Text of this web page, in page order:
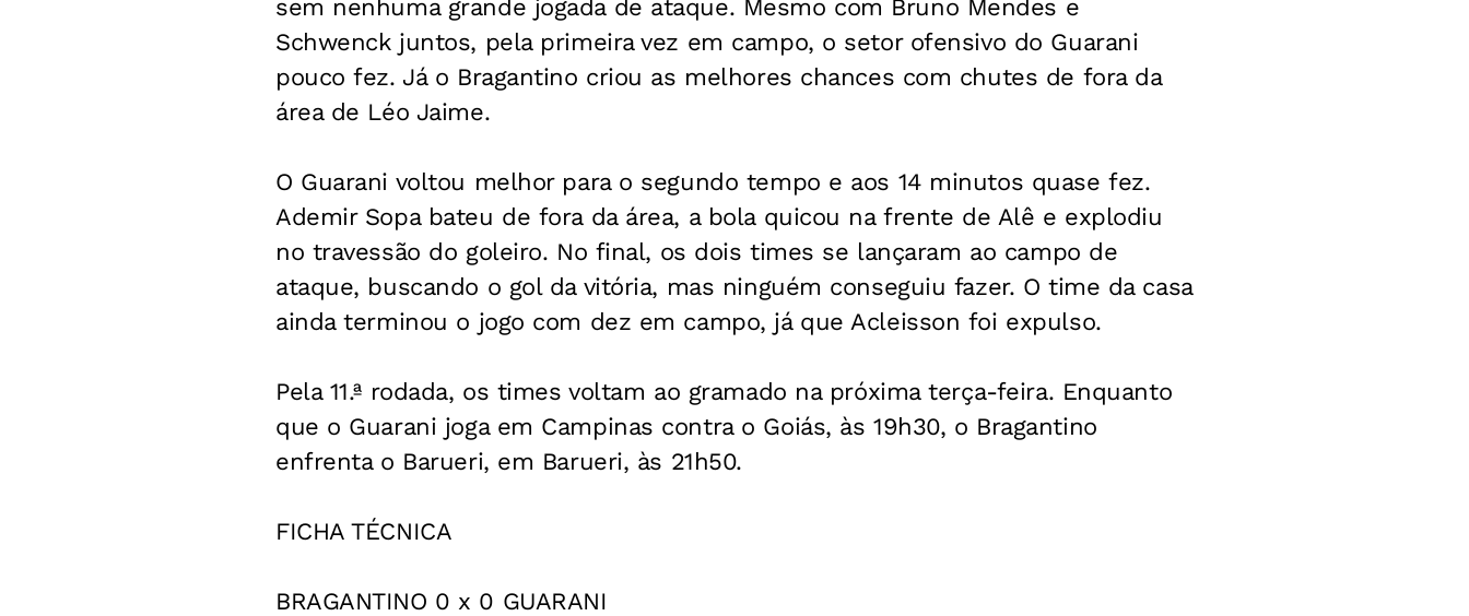
sem nenhuma grande jogada de ataque. Mesmo com Bruno Mendes e
Schwenck juntos, pela primeira vez em campo, o setor ofensivo do Guarani
pouco fez. Já o Bragantino criou as melhores chances com chutes de fora da
área de Léo Jaime.
O Guarani voltou melhor para o segundo tempo e aos 14 minutos quase fez.
Ademir Sopa bateu de fora da área, a bola quicou na frente de Alê e explodiu
no travessão do goleiro. No final, os dois times se lançaram ao campo de
ataque, buscando o gol da vitória, mas ninguém conseguiu fazer. O time da casa
ainda terminou o jogo com dez em campo, já que Acleisson foi expulso.
Pela 11.ª rodada, os times voltam ao gramado na próxima terça-feira. Enquanto
que o Guarani joga em Campinas contra o Goiás, às 19h30, o Bragantino
enfrenta o Barueri, em Barueri, às 21h50.
FICHA TÉCNICA
BRAGANTINO 0 x 0 GUARANI